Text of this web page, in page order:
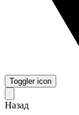
Toggler icon
Назад